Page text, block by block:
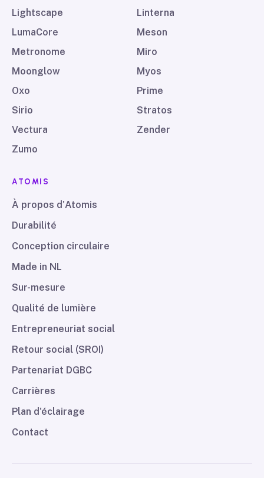
Lightscape
Linterna
LumaCore
Meson
Metronome
Miro
Moonglow
Myos
Oxo
Prime
Sirio
Stratos
Vectura
Zender
Zumo
ATOMIS
À propos d'Atomis
Durabilité
Conception circulaire
Made in NL
Sur-mesure
Qualité de lumière
Entrepreneuriat social
Retour social (SROI)
Partenariat DGBC
Carrières
Plan d'éclairage
Contact